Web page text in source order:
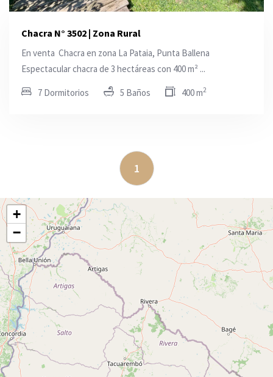
Chacra N° 3502 | Zona Rural
En venta  Chacra en zona La Pataia, Punta Ballena
Espectacular chacra de 3 hectáreas con 400 m² ...
7 Dormitorios 5 Baños 400 m2
1
+
−